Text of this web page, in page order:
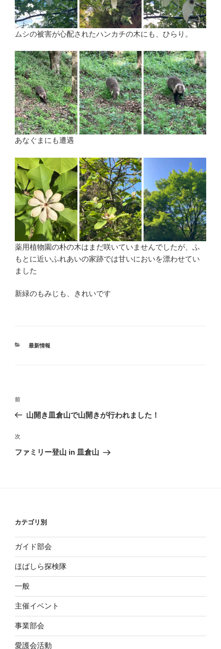
ムシの被害が心配されたハンカチの木にも、ひらり。
あなぐまにも遭遇
薬用植物園の朴の木はまだ咲いていませんでしたが、ふ
もとに近いふれあいの家跡では甘いにおいを漂わせてい
ました
新緑のもみじも、きれいです
カ
最新情報
投
ナ
ビ
ゲ
前
の
稿
前
山開き皿倉山で山開きが行われました！
次
の
次
ファミリー登山 in 皿倉山
カテゴリ別
ガイド部会
ほばしら探検隊
一般
主催イベント
事業部会
愛護会活動